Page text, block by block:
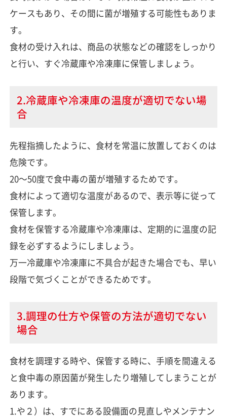
ケースもあり、その間に菌が増殖する可能性もありま
す。
食材の受け入れは、商品の状態などの確認をしっかり
と行い、すぐ冷蔵庫や冷凍庫に保管しましょう。
2.冷蔵庫や冷凍庫の温度が適切でない場
合
先程指摘したように、食材を常温に放置しておくのは
危険です。
20～50度で食中毒の菌が増殖するためです。
食材によって適切な温度があるので、表示等に従って
保管します。
食材を保管する冷蔵庫や冷凍庫は、定期的に温度の記
録を必ずするようにしましょう。
万一冷蔵庫や冷凍庫に不具合が起きた場合でも、早い
段階で気づくことができるためです。
3.調理の仕方や保管の方法が適切でない
場合
食材を調理する時や、保管する時に、手順を間違える
と食中毒の原因菌が発生したり増殖してしまうことが
あります。
1.や２）は、すでにある設備面の見直しやメンテナン